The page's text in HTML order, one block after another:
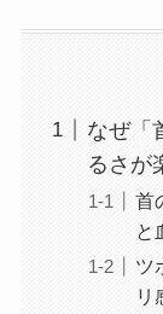
なぜ「
るさが
首
と
ツ
リ